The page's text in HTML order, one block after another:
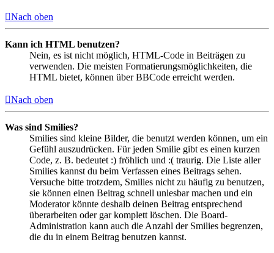
Nach oben
Kann ich HTML benutzen?
Nein, es ist nicht möglich, HTML-Code in Beiträgen zu
verwenden. Die meisten Formatierungsmöglichkeiten, die
HTML bietet, können über BBCode erreicht werden.
Nach oben
Was sind Smilies?
Smilies sind kleine Bilder, die benutzt werden können, um ein
Gefühl auszudrücken. Für jeden Smilie gibt es einen kurzen
Code, z. B. bedeutet :) fröhlich und :( traurig. Die Liste aller
Smilies kannst du beim Verfassen eines Beitrags sehen.
Versuche bitte trotzdem, Smilies nicht zu häufig zu benutzen,
sie können einen Beitrag schnell unlesbar machen und ein
Moderator könnte deshalb deinen Beitrag entsprechend
überarbeiten oder gar komplett löschen. Die Board-
Administration kann auch die Anzahl der Smilies begrenzen,
die du in einem Beitrag benutzen kannst.